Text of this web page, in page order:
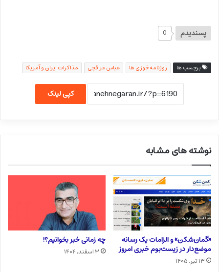
پسندیدم 0
برچسب ها روزنامه خوزی ها عباس عراقچی مذاکرات ایران و آمریکا
کپی لینک
نوشته های مشابه
«گمان‌شکن» و الزامات یک رسانه
موضع‌دار در زیست‌بوم خبری امروز
۱۳ تیر, ۱۴۰۵
چه زمانی خبر بخوانیم؟!
۳ اسفند, ۱۴۰۴